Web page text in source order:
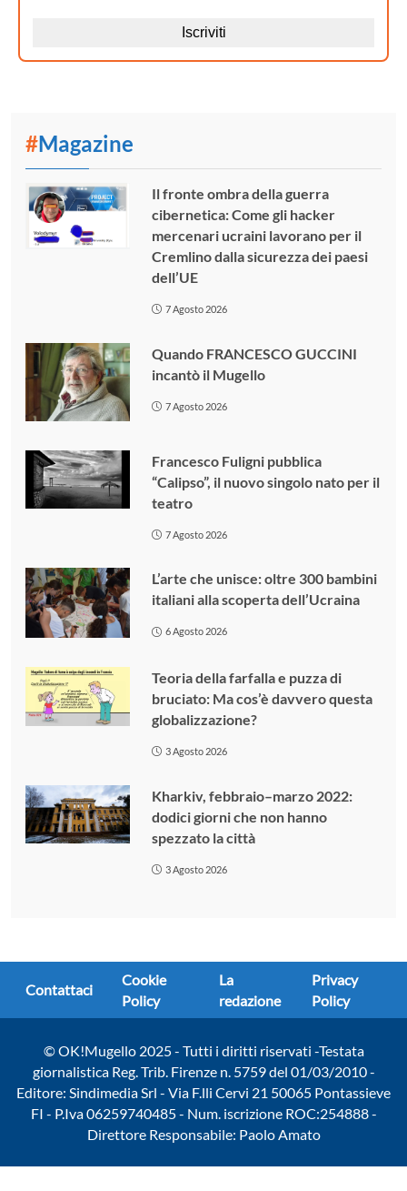
#Magazine
Il fronte ombra della guerra
cibernetica: Come gli hacker
mercenari ucraini lavorano per il
Cremlino dalla sicurezza dei paesi
dell’UE
7 Agosto 2026
Quando FRANCESCO GUCCINI
incantò il Mugello
7 Agosto 2026
Francesco Fuligni pubblica
“Calipso”, il nuovo singolo nato per il
teatro
7 Agosto 2026
L’arte che unisce: oltre 300 bambini
italiani alla scoperta dell’Ucraina
6 Agosto 2026
Teoria della farfalla e puzza di
bruciato: Ma cos’è davvero questa
globalizzazione?
3 Agosto 2026
Kharkiv, febbraio–marzo 2022:
dodici giorni che non hanno
spezzato la città
3 Agosto 2026
Contattaci
Cookie
Policy
La
redazione
Privacy
Policy
© OK!Mugello 2025 - Tutti i diritti riservati -Testata
giornalistica Reg. Trib. Firenze n. 5759 del 01/03/2010 -
Editore: Sindimedia Srl - Via F.lli Cervi 21 50065 Pontassieve
FI - P.Iva 06259740485 - Num. iscrizione ROC:254888 -
Direttore Responsabile: Paolo Amato